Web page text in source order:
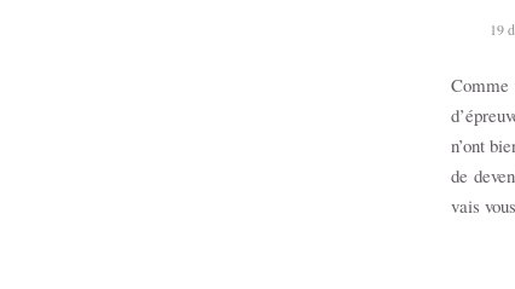
19
n’ont
de
vais